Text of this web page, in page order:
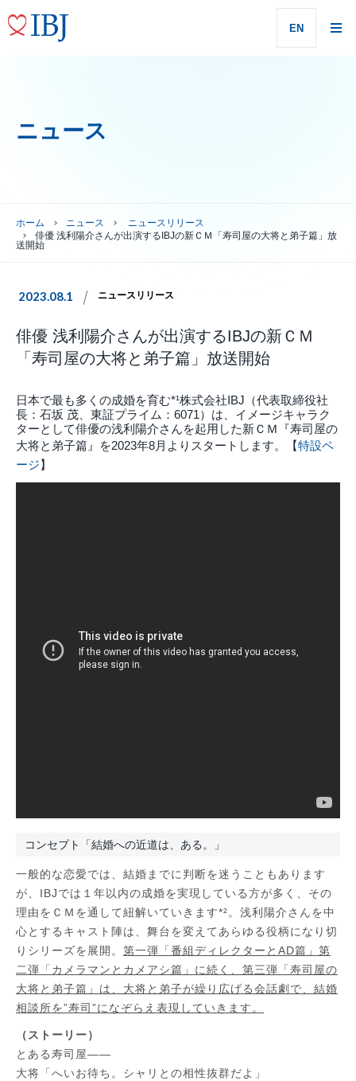
EN
ニュース
ホーム ニュース
ニュースリリース
俳優 浅利陽介さんが出演するIBJの新ＣＭ「寿司屋の大将と弟子篇」放
送開始
2023.08.1 ニュースリリース
俳優 浅利陽介さんが出演するIBJの新ＣＭ
「寿司屋の大将と弟子篇」放送開始
日本で最も多くの成婚を育む*¹株式会社IBJ（代表取締役社
長：石坂 茂、東証プライム：6071）は、イメージキャラク
ターとして俳優の浅利陽介さんを起用した新ＣＭ『寿司屋の
大将と弟子篇』を2023年8月よりスタートします。【特設ペ
ージ】
コンセプト「結婚への近道は、ある。」
一般的な恋愛では、結婚までに判断を迷うこともあります
が、IBJでは１年以内の成婚を実現している方が多く、その
理由をＣＭを通して紐解いていきます*²。浅利陽介さんを中
心とするキャスト陣は、舞台を変えてあらゆる役柄になり切
りシリーズを展開。 第一弾「番組ディレクターとAD篇」第
二弾「カメラマンとカメアシ篇」に続く、第三弾「寿司屋の
大将と弟子篇」は、大将と弟子が繰り広げる会話劇で、結婚
相談所を”寿司”になぞらえ表現していきます。
（ストーリー）
とある寿司屋――
大将「へいお待ち。シャリとの相性抜群だよ」